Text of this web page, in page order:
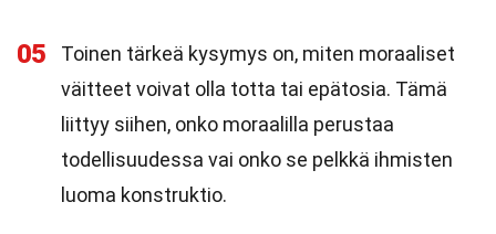
05
Toinen tärkeä kysymys on, miten moraaliset
väitteet voivat olla totta tai epätosia. Tämä
liittyy siihen, onko moraalilla perustaa
todellisuudessa vai onko se pelkkä ihmisten
luoma konstruktio.